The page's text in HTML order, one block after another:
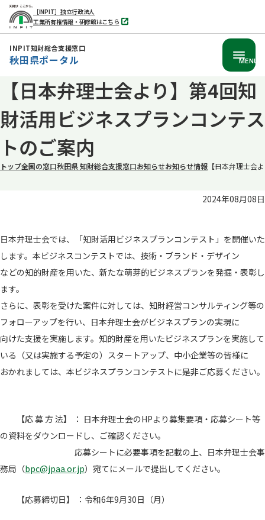
へ
［INPIT］独立行政法人
工業所有権情報・研修館はこちら
別
タ
INPIT知財総合支援窓口
秋田県ポータル MENU
【日本弁理士会より】第4回知
財活用ビジネスプランコンテス
トのご案内
トップ全国の窓口秋田県 知財総合支援窓口お知らせお知らせ情報 【日本弁理士会
2024年08月08日
日本弁理士会では、「知財活用ビジネスプランコンテスト」を開催いた
します。本ビジネスコンテストでは、技術・ブランド・デザイン
などの知的財産を用いた、新たな萌芽的ビジネスプランを発掘・表彰し
ます。
さらに、表彰を受けた案件に対しては、知財経営コンサルティング等の
フォローアップを行い、日本弁理士会がビジネスプランの実現に
向けた支援を実施します。知的財産を用いたビジネスプランを実施して
いる（又は実施する予定の）スタートアップ、中小企業等の皆様に
おかれましては、本ビジネスプランコンテストに是非ご応募ください。
【応 募 方 法】 ： 日本弁理士会のHPより募集要項・応募シート等
の資料をダウンロードし、ご確認ください。
応募シートに必要事項を記載の上、日本弁理士会事
務局（bpc@jpaa.or.jp）宛てにメールで提出してください。
【応募締切日】 ：令和6年9月30日（月）